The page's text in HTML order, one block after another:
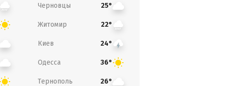
Черновцы 25°
Житомир 22°
Киев 24°
Одесса 36°
Тернополь 26°